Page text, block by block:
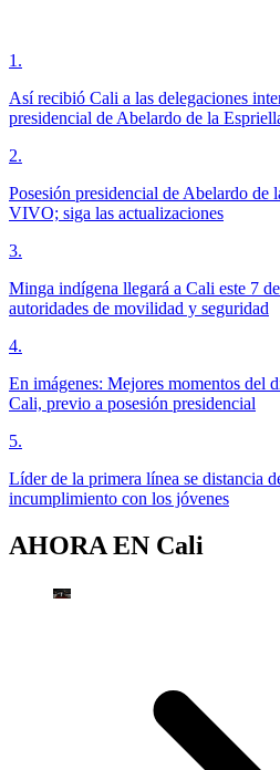
1 .
Así recibió Cali a las delegaciones
presidencial de Abelardo de la
2.
Posesión presidencial de Abelardo de
VIVO; siga las actualizaciones
3.
Minga indígena llegará a Cali este 7
autoridades de movilidad y seguridad
4.
En imágenes: Mejores momentos del
Cali, previo a posesión presidencial
5.
Líder de la primera línea se distancia
incumplimiento con los jóvenes
AHORA EN Cali